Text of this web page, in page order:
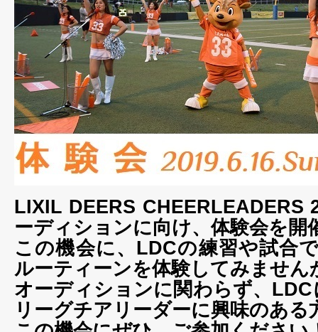
LIXIL DEERS CHEERLEADERS
ーディションに向け、体験会を開
この機会に、LDCの練習や試合
ルーティーンを体験してみません
オーディションに関わらず、
リーグチアリーダーに興味のある